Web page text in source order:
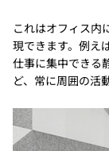
これはオフィス内
現できます。例え
仕事に集中できる
ど、常に周囲の活